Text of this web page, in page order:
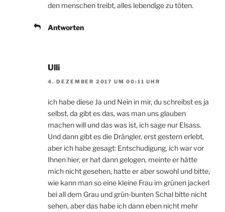
den menschen treibt, alles lebendige zu töten.
Antworten
Ulli
4. DEZEMBER 2017 UM 00:11 UHR
ich habe diese Ja und Nein in mir, du schreibst es ja
selbst, da gibt es das, was man uns glauben
machen will und das was ist, ich sage nur Elsass.
Und dann gibt es die Drängler, erst gestern erlebt,
aber ich habe gesagt: Entschudigung, ich war vor
Ihnen hier, er hat dann gelogen, meinte er hätte
mich nicht gesehen, hatte er aber sowohl und bitte,
wie kann man so eine kleine Frau im grünen jackerl
bei all dem Grau und grün-bunten Schal bitte nicht
sehen, aber das habe ich dann eben nicht mehr